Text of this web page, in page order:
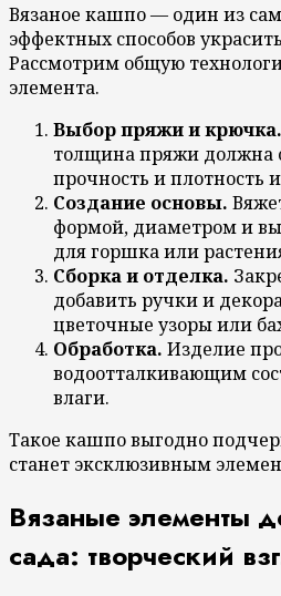
Вязаное кашпо — один из
эффектных способов
Рассмотрим общую
элемента.
Выбор пряжи и крючка.
толщина пряжи должна
прочность и плотность
Создание основы.
формой, диаметром и
для горшка или
Сборка и отделка.
добавить ручки и
цветочные узоры или
Обработка. Изделие
водоотталкивающим
влаги.
Такое кашпо выгодно
станет эксклюзивным
Вязаные элементы
сада: творческий